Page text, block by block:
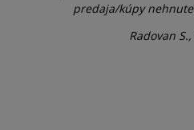
predaja/kúpy
Radovan